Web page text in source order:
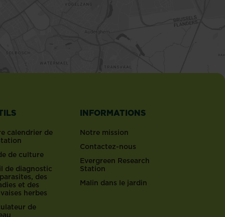
calendrier de
de culture
de diagnostic
des
et des
herbes
de
INFORMATIONS
Notre mission
Contactez-nous
Evergreen Research
Station
Malin dans le jardin